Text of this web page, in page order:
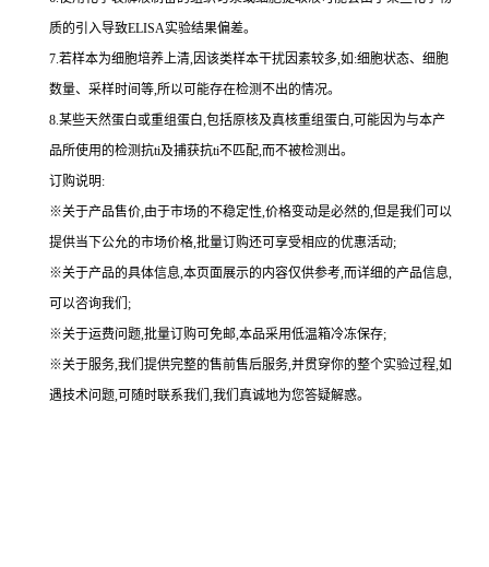
质的引入导致ELISA实验结果偏差。
7.若样本为细胞培养上清,因该类样本干扰因素较多,如:细胞状态、细胞
数量、采样时间等,所以可能存在检测不出的情况。
8.某些天然蛋白或重组蛋白,包括原核及真核重组蛋白,可能因为与本产
品所使用的检测抗ti及捕获抗ti不匹配,而不被检测出。
订购说明:
※关于产品售价,由于市场的不稳定性,价格变动是必然的,但是我们可以
提供当下公允的市场价格,批量订购还可享受相应的优惠活动;
※关于产品的具体信息,本页面展示的内容仅供参考,而详细的产品信息,
可以咨询我们;
※关于运费问题,批量订购可免邮,本品采用低温箱冷冻保存;
※关于服务,我们提供完整的售前售后服务,并贯穿你的整个实验过程,如
遇技术问题,可随时联系我们,我们真诚地为您答疑解惑。